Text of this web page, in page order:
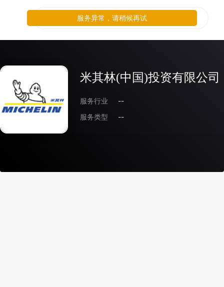
米其林(中国)投资有限公司
服务行业
--
服务类型
--
服务异常，请稍候再试